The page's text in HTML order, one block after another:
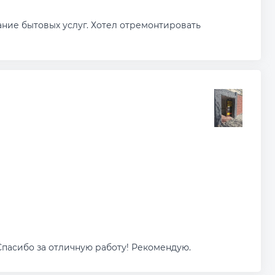
бытовых услуг. Хотел отремонтировать
за отличную работу! Рекомендую.